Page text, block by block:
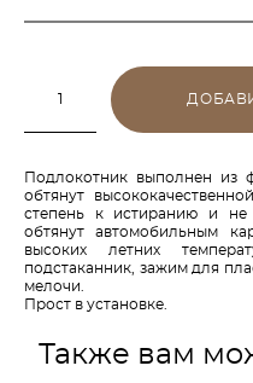
Подлокотник выполнен из
обтянут
степень к истиранию и не
обтянут автомобильным
высоких летних
подстаканник, зажим для
мелочи.
Прост в установке.
Также вам